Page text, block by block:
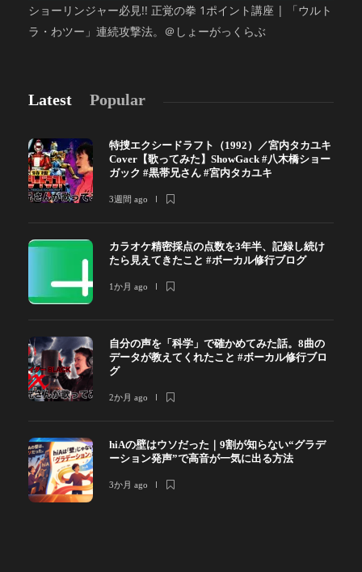
ショーリンジャー必見!! 正覚の拳 1ポイント講座 | 「ウルト
ラ・わツー」連続攻撃法。＠しょーがっくらぶ
Latest Popular
特捜エクシードラフト（1992）／宮内タカユキ
Cover【歌ってみた】ShowGack #八木橋ショー
ガック #黒帯兄さん #宮内タカユキ
3週間 ago
カラオケ精密採点の点数を3年半、記録し続け
たら見えてきたこと #ボーカル修行ブログ
1か月 ago
自分の声を「科学」で確かめてみた話。8曲の
データが教えてくれたこと #ボーカル修行ブロ
グ
2か月 ago
hiAの壁はウソだった｜9割が知らない“グラデ
ーション発声”で高音が一気に出る方法
3か月 ago